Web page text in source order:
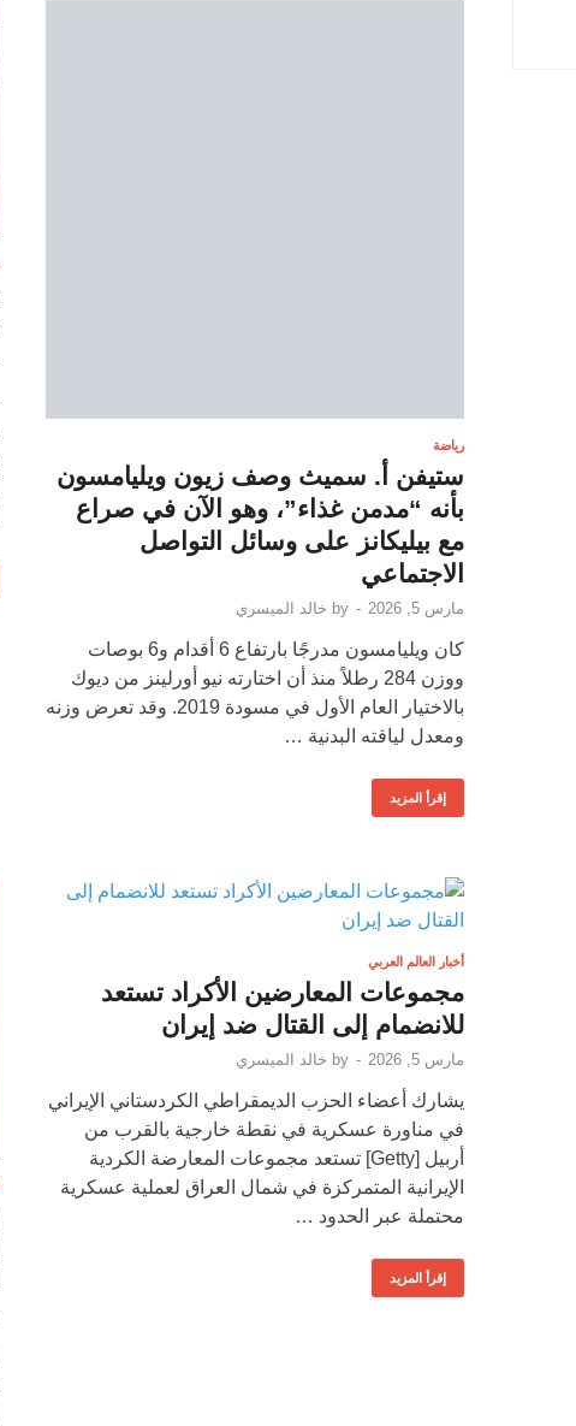
رياضة
ستيفن أ. سميث وصف زيون ويليامسون
بأنه “مدمن غذاء”، وهو الآن في صراع
مع بيليكانز على وسائل التواصل
الاجتماعي
مارس 5, 2026 -
by خالد الميسري
كان ويليامسون مدرجًا بارتفاع 6 أقدام و6 بوصات
ووزن 284 رطلاً منذ أن اختارته نيو أورلينز من ديوك
بالاختيار العام الأول في مسودة 2019. وقد تعرض وزنه
ومعدل لياقته البدنية …
إقرأ المزيد
أخبار العالم العربي
مجموعات المعارضين الأكراد تستعد
للانضمام إلى القتال ضد إيران
مارس 5, 2026 -
by خالد الميسري
يشارك أعضاء الحزب الديمقراطي الكردستاني الإيراني
في مناورة عسكرية في نقطة خارجية بالقرب من
أربيل [Getty] تستعد مجموعات المعارضة الكردية
الإيرانية المتمركزة في شمال العراق لعملية عسكرية
محتملة عبر الحدود …
إقرأ المزيد